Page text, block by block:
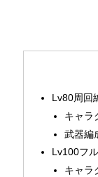
Lv80周回
キャラ
武器編
Lv100フ
キャラ